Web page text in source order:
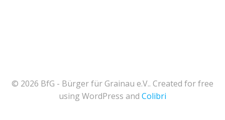
© 2026 BfG - Bürger für Grainau e.V.. Created for free
using WordPress and Colibri